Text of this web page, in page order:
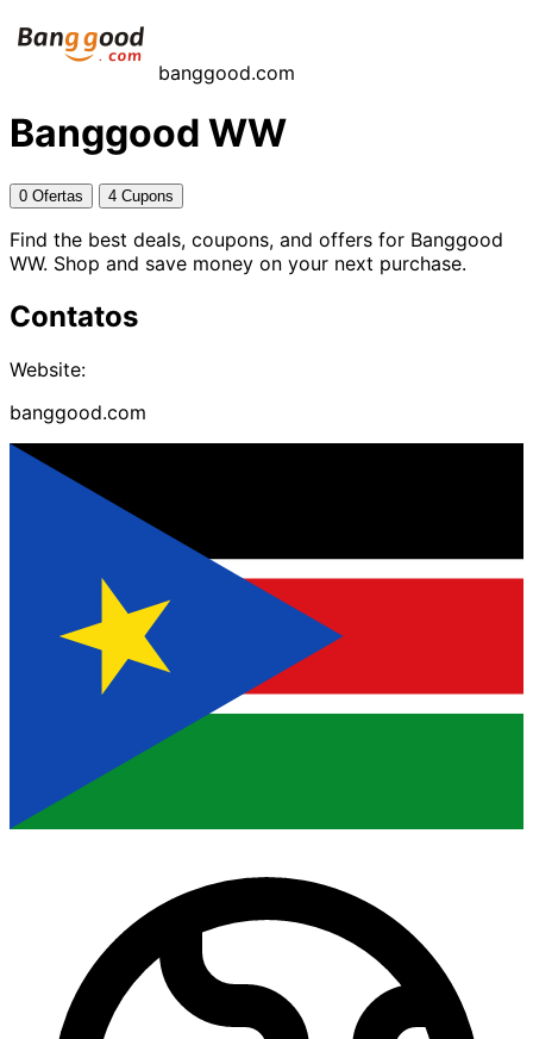
banggood.com
Banggood WW
0 Ofertas 4 Cupons
Find the best deals, coupons, and offers for Banggood
WW. Shop and save money on your next purchase.
Contatos
Website:
banggood.com